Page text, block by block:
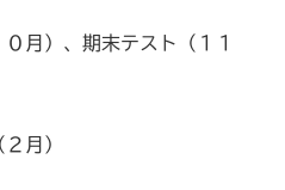
月）、期末テスト（１１
月）